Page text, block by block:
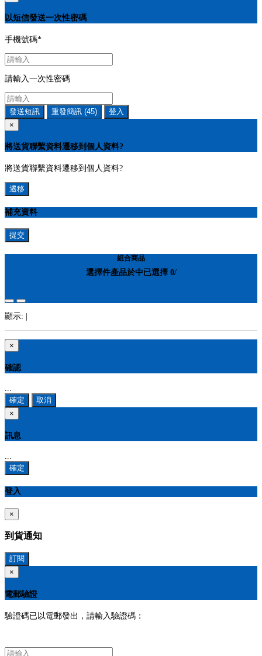
以短信發送一次性密碼
手機號碼*
請輸入一次性密碼
發送短訊 重發簡訊 (45)
登入
×
將送貨聯繫資料遷移到個人資料?
將送貨聯繫資料遷移到個人資料?
遷移
補充資料
提交
組合商品
選擇件產品於中已選擇 0/
顯示:
×
確認
...
確定
取消
×
訊息
...
確定
登入
×
到貨通知
訂閱
×
電郵驗證
驗證碼已以電郵發出，請輸入驗證碼：